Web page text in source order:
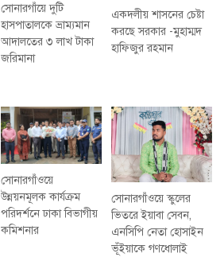
সোনারগাঁয়ে দুটি
হাসপাতালকে ভ্রাম্যমান
আদালতের ৩ লাখ টাকা
জরিমানা
একদলীয় শাসনের চেষ্টা
করছে সরকার -মুহাম্মদ
হাফিজুর রহমান
সোনারগাঁওয়ে
উন্নয়নমূলক কার্যক্রম
পরিদর্শনে ঢাকা বিভাগীয়
কমিশনার
সোনারগাঁওয়ে স্কুলের
ভিতরে ইয়াবা সেবন,
এনসিপি নেতা হোসাইন
ভূঁইয়াকে গণধোলাই